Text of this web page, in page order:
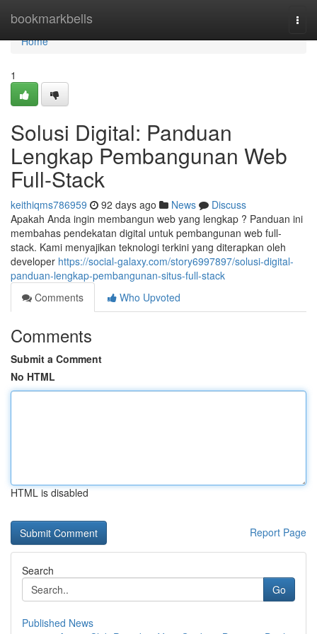
bookmarkbells
Home
Home
1
Solusi Digital: Panduan
Lengkap Pembangunan Web
Full-Stack
keithiqms786959 92 days ago News
Discuss
Apakah Anda ingin membangun web yang lengkap ? Panduan ini
membahas pendekatan digital untuk pembangunan web full-
stack. Kami menyajikan teknologi terkini yang diterapkan oleh
developer https://social-galaxy.com/story6997897/solusi-digital-
panduan-lengkap-pembangunan-situs-full-stack
Comments
Who Upvoted
Comments
Submit a Comment
No HTML
HTML is disabled
Report Page
Search
Go
Published News